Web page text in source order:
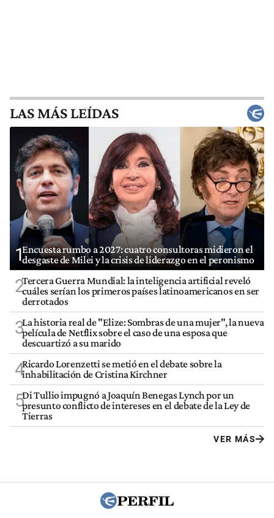
LAS MÁS LEÍDAS
1Encuesta rumbo a 2027: cuatro consultoras midieron el
desgaste de Milei y la crisis de liderazgo en el peronismo
2Tercera Guerra Mundial: la inteligencia artificial reveló
cuáles serían los primeros países latinoamericanos en ser
derrotados
3La historia real de "Elize: Sombras de una mujer", la nueva
película de Netflix sobre el caso de una esposa que
descuartizó a su marido
4Ricardo Lorenzetti se metió en el debate sobre la
inhabilitación de Cristina Kirchner
5Di Tullio impugnó a Joaquín Benegas Lynch por un
presunto conflicto de intereses en el debate de la Ley de
Tierras
VER MÁS